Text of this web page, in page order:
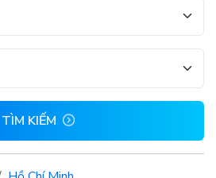
TÌM KIẾM